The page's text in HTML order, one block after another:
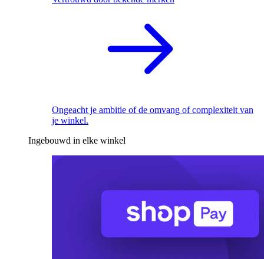
Ongeacht je ambitie of de omvang of complexiteit van
je winkel.
Ingebouwd in elke winkel